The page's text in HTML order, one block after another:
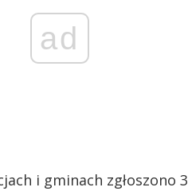
ad
i gminach zgłoszono